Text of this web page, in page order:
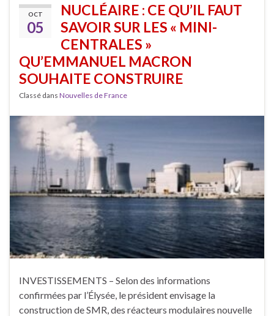
OCT
05
NUCLÉAIRE : CE QU’IL FAUT
SAVOIR SUR LES « MINI-
CENTRALES »
QU’EMMANUEL MACRON
SOUHAITE CONSTRUIRE
Classé dans Nouvelles de France
INVESTISSEMENTS – Selon des informations
confirmées par l’Élysée, le président envisage la
construction de SMR, des réacteurs modulaires nouvelle